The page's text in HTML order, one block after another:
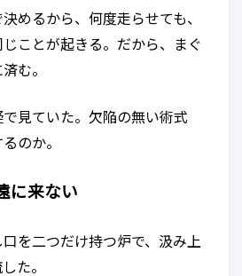
めるから、何度走らせても、
ことが起きる。だから、まぐ
む。
見ていた。欠陥の無い術式
のか。
に来ない
を二つだけ持つ炉で、汲み上
た。